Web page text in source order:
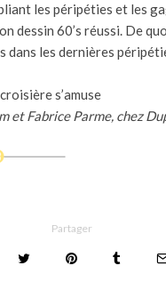
les péripéties et les
dessin 60’s réussi. De
dans les dernières
s’amuse
et Fabrice Parme, chez
Partager